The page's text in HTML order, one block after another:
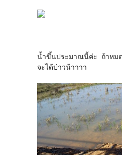
น้ำขึ้นประมาณนี้ค่ะ ถ้าหมด
จะได้ป่าวน้าาาา